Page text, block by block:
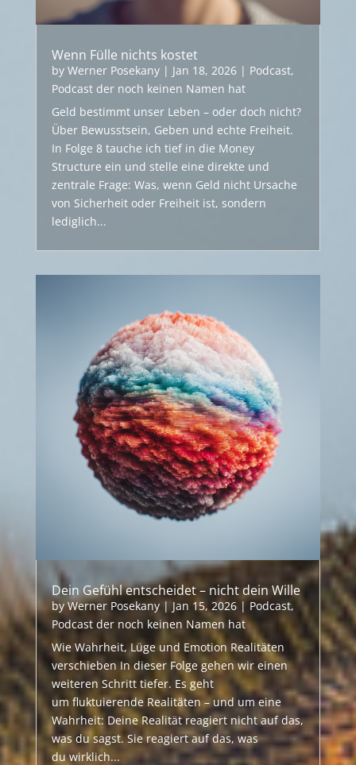
Wenn Fülle nichts kostet
by Werner Posekany| Jan 18, 2026| Podcast,
Podcast der noch keinen Namen hat
Geld bestimmt unser Leben – oder doch nicht?
Über Bewusstsein, Geben und echte Freiheit.
In Folge 8 tauche ich tief in die Money
Structure ein und stelle eine direkte und
zentrale Frage: Was, wenn Geld nicht Ursache
von Sicherheit oder Freiheit ist, sondern
lediglich...
Dein Gefühl entscheidet – nicht dein Wille
byWerner Posekany| Jan 15, 2026| Podcast,
Podcast der noch keinen Namen hat
Wie Wahrheit, Lüge und Emotion Realitäten
verschieben In dieser Folge gehen wir einen
weiteren Schritt tiefer. Es geht
um fluktuierende Realitäten – und um eine
Wahrheit: Deine Realität reagiert nicht auf das,
was du sagst. Sie reagiert auf das, was
du wirklich...